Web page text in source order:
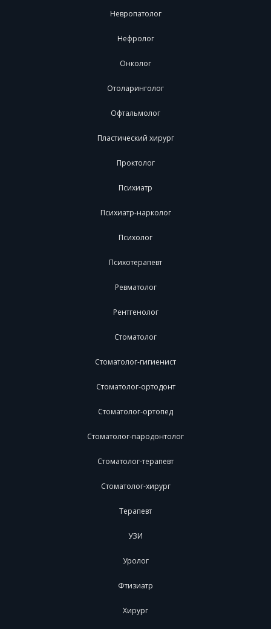
Невропатолог
Нефролог
Онколог
Отоларинголог
Офтальмолог
Пластический хирург
Проктолог
Психиатр
Психиатр-нарколог
Психолог
Психотерапевт
Ревматолог
Рентгенолог
Стоматолог
Стоматолог-гигиенист
Стоматолог-ортодонт
Стоматолог-ортопед
Стоматолог-пародонтолог
Стоматолог-терапевт
Стоматолог-хирург
Терапевт
УЗИ
Уролог
Фтизиатр
Хирург